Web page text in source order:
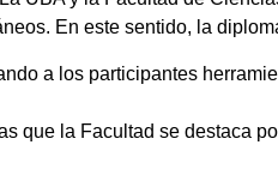
En este sentido, la
a los participantes
que la Facultad se destaca